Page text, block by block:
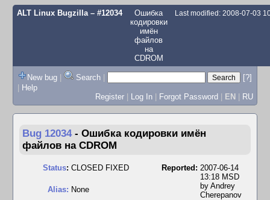
ALT Linux Bugzilla– #12034
Ошибка
кодировки
имён
файлов
на
CDROM
Last modified: 2008-07-03
New bug | Search |
[?]
| Help
Register | Log In | Forgot Password | EN | RU
Bug 12034 - Ошибка кодировки имён
файлов на CDROM
Status: CLOSED FIXED
Alias: None
Reported: 2007-06-14
13:18 MSD
by Andrey
Cherepanov